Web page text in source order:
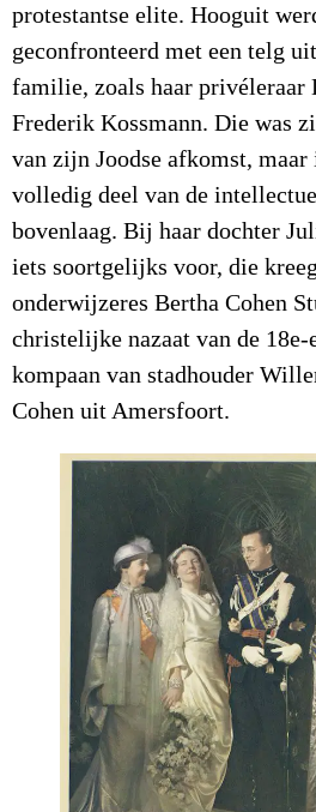
protestantse elite. Hooguit
geconfronteerd met een telg
familie, zoals haar privéleraar
Frederik Kossmann. Die was
van zijn Joodse afkomst,
volledig deel van de
bovenlaag. Bij haar dochter
iets soortgelijks voor, die
onderwijzeres Bertha Cohen
christelijke nazaat van de 18e-
kompaan van stadhouder
Cohen uit Amersfoort.